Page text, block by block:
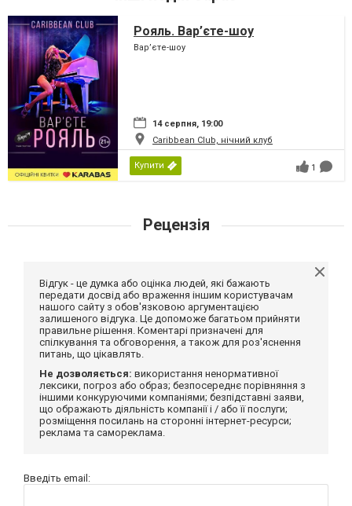
Рояль. Вар’єте-шоу
Вар’єте-шоу
14 серпня, 19:00
Caribbean Club, нічний клуб
Купити 1
Рецензія
Відгук - це думка або оцінка людей, які бажають
передати досвід або враження іншим користувачам
нашого сайту з обов'язковою аргументацією
залишеного відгука. Це допоможе багатьом прийняти
правильне рішення. Коментарі призначені для
спілкування та обговорення, а також для роз'яснення
питань, що цікавлять.
Не дозволяється: використання ненормативної
лексики, погроз або образ; безпосереднє порівняння з
іншими конкуруючими компаніями; безпідставні заяви,
що ображають діяльність компанії і / або її послуги;
розміщення посилань на сторонні інтернет-ресурси;
реклама та самореклама.
Введіть email: